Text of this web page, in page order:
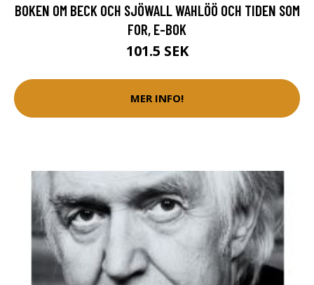
BOKEN OM BECK OCH SJÖWALL WAHLÖÖ OCH TIDEN SOM
FOR, E-BOK
101.5 SEK
MER INFO!